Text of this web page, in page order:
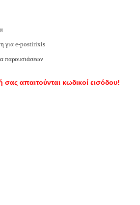
για e-postirixis
παρουσιάσεων
απαιτούνται κωδικοί εισόδου!